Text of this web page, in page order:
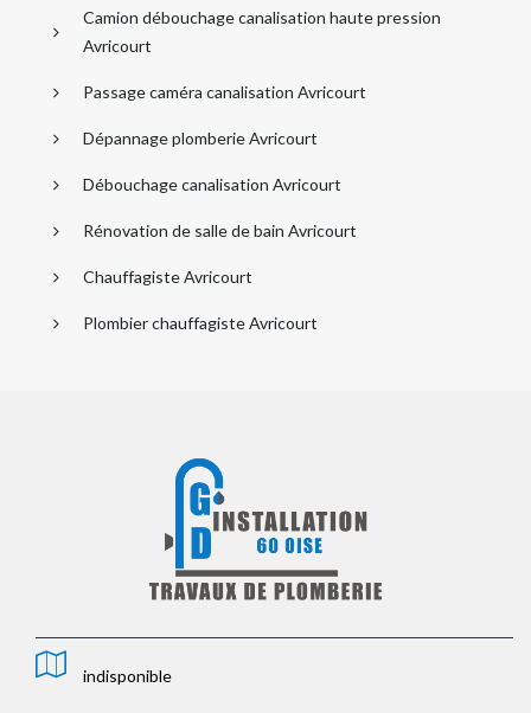
Camion débouchage canalisation haute pression
Avricourt
Passage caméra canalisation Avricourt
Dépannage plomberie Avricourt
Débouchage canalisation Avricourt
Rénovation de salle de bain Avricourt
Chauffagiste Avricourt
Plombier chauffagiste Avricourt
indisponible